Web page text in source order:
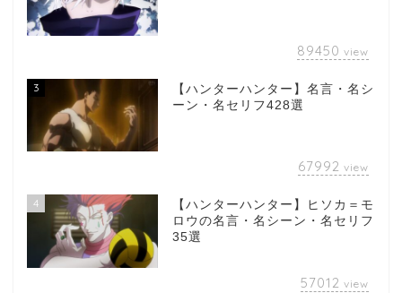
89450 view
3
【ハンターハンター】名言・名シ
ーン・名セリフ428選
67992 view
4
【ハンターハンター】ヒソカ＝モ
ロウの名言・名シーン・名セリフ
35選
57012 view